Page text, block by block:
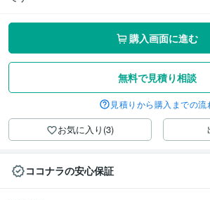
購入画面に進む
無料で見積り相談
見積りから購入までの流
お気に入り(3)
ココナラの安心保証